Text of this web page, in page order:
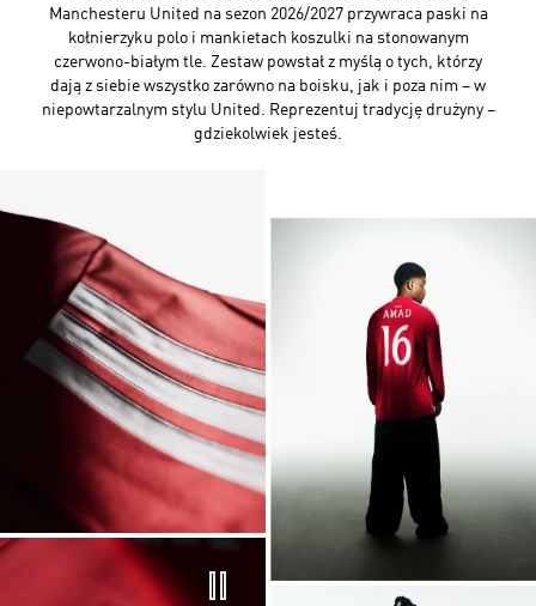
Manchesteru United na sezon 2026/2027 przywraca paski na
kołnierzyku polo i mankietach koszulki na stonowanym
czerwono-białym tle. Zestaw powstał z myślą o tych, którzy
dają z siebie wszystko zarówno na boisku, jak i poza nim – w
niepowtarzalnym stylu United. Reprezentuj tradycję drużyny –
gdziekolwiek jesteś.